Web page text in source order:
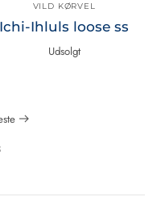
VILD KØRVEL
Ichi-Ihluls loose ss
Udsolgt